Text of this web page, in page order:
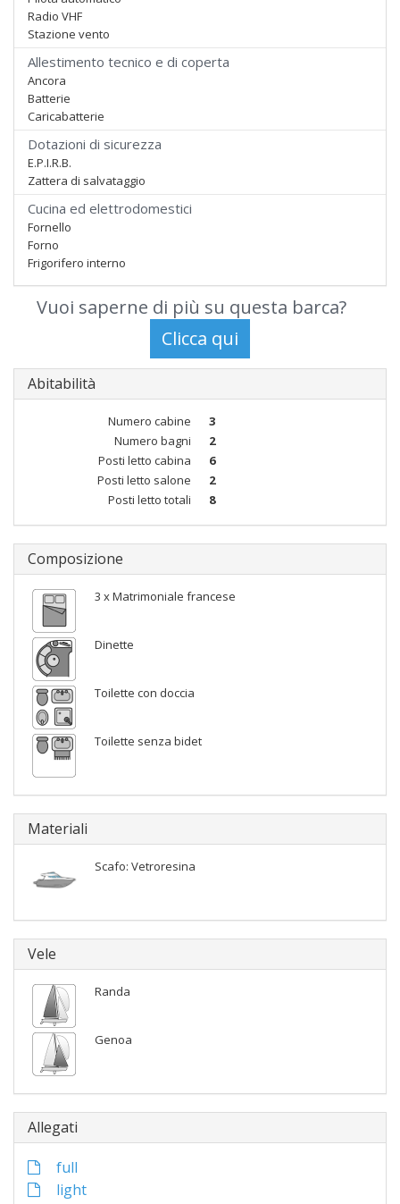
Radio VHF
Stazione vento
Allestimento tecnico e di coperta
Ancora
Batterie
Caricabatterie
Dotazioni di sicurezza
E.P.I.R.B.
Zattera di salvataggio
Cucina ed elettrodomestici
Fornello
Forno
Frigorifero interno
Vuoi saperne di più su questa barca?
Abitabilità
Numero cabine
3
Numero bagni
2
Posti letto cabina
6
Posti letto salone
2
Posti letto totali
8
Composizione
3 x Matrimoniale francese
Dinette
Toilette con doccia
Toilette senza bidet
Materiali
Scafo: Vetroresina
Vele
Randa
Genoa
Allegati
full
light